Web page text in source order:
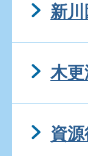
新
木
資